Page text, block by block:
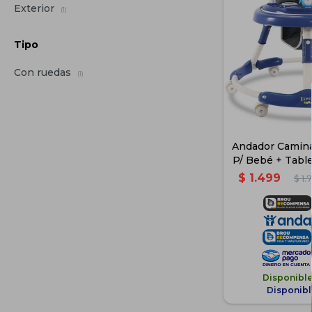
Andador
P/ Bebé +
Azul
$ 1.499 $
Exterior (1)
Tipo
Con ruedas (1)